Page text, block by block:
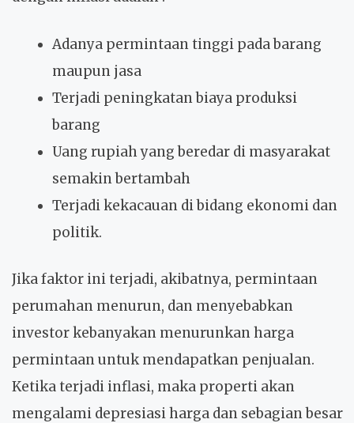
Adanya permintaan tinggi pada barang
maupun jasa
Terjadi peningkatan biaya produksi
barang
Uang rupiah yang beredar di masyarakat
semakin bertambah
Terjadi kekacauan di bidang ekonomi dan
politik.
Jika faktor ini terjadi, akibatnya, permintaan
perumahan menurun, dan menyebabkan
investor kebanyakan menurunkan harga
permintaan untuk mendapatkan penjualan.
Ketika terjadi inflasi, maka properti akan
mengalami depresiasi harga dan sebagian besar